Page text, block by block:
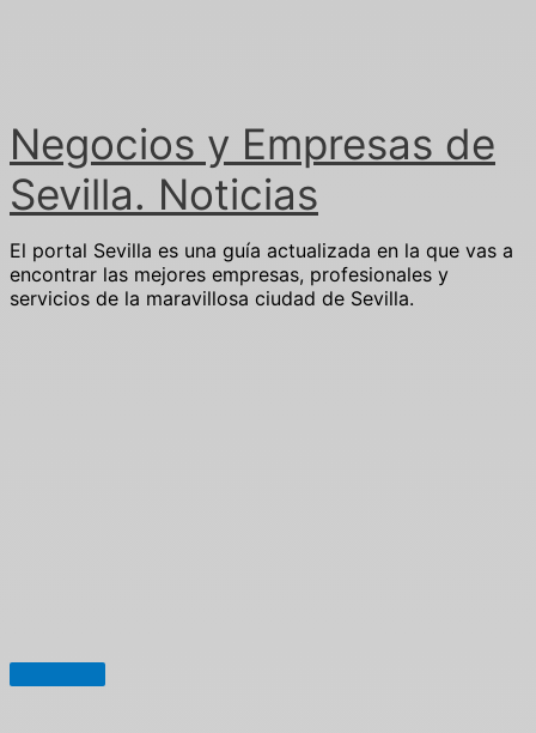
Negocios y Empresas de
Sevilla. Noticias
El portal Sevilla es una guía actualizada en la que vas a
encontrar las mejores empresas, profesionales y
servicios de la maravillosa ciudad de Sevilla.
Menú